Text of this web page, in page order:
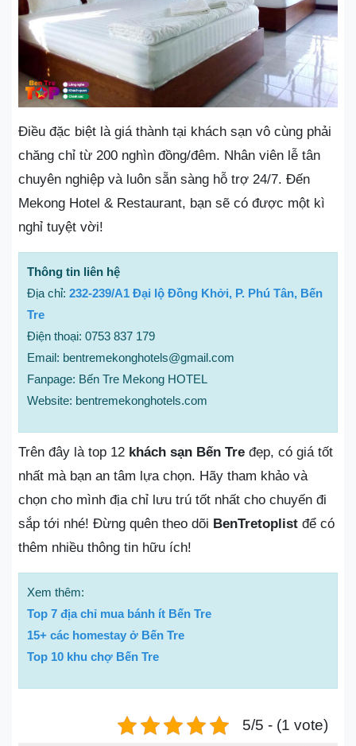
Điều đặc biệt là giá thành tại khách sạn vô cùng phải
chăng chỉ từ 200 nghìn đồng/đêm. Nhân viên lễ tân
chuyên nghiệp và luôn sẵn sàng hỗ trợ 24/7. Đến
Mekong Hotel & Restaurant, bạn sẽ có được một kì
nghỉ tuyệt vời!
Thông tin liên hệ
Địa chỉ: 232-239/A1 Đại lộ Đồng Khởi, P. Phú Tân, Bến
Tre
Điện thoại: 0753 837 179
Email: bentremekonghotels@gmail.com
Fanpage: Bến Tre Mekong HOTEL
Website: bentremekonghotels.com
Trên đây là top 12 khách sạn Bến Tre đẹp, có giá tốt
nhất mà bạn an tâm lựa chọn. Hãy tham khảo và
chọn cho mình địa chỉ lưu trú tốt nhất cho chuyến đi
sắp tới nhé! Đừng quên theo dõi BenTretoplist để có
thêm nhiều thông tin hữu ích!
Xem thêm:
Top 7 địa chỉ mua bánh ít Bến Tre
15+ các homestay ở Bến Tre
Top 10 khu chợ Bến Tre
5/5 - (1 vote)